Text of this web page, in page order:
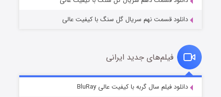
قسمت۷ (زیرنویس) منتشر شد
دانلود قسمت نهم سریال گل سنگ با کیفیت عالی
فیلم‌های جدید ایرانی
دانلود فیلم سال گربه با کیفیت عالی BluRay